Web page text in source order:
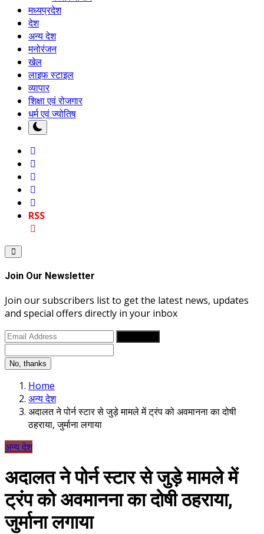
मध्यप्रदेश
देश
अन्य देश
मनोरंजन
खेल
लाइफ स्टाइल
व्यापार
शिक्षा एवं रोजगार
धर्म एवं ज्योतिष
RSS
Join Our Newsletter
Join our subscribers list to get the latest news, updates
and special offers directly in your inbox
No, thanks
Home
अन्य देश
अदालत ने पोर्न स्टार से जुड़े मामले में ट्रंप को अवमानना का दोषी
ठहराया, जुर्माना लगाया
अन्य देश
अदालत ने पोर्न स्टार से जुड़े मामले में
ट्रंप को अवमानना का दोषी ठहराया,
जुर्माना लगाया